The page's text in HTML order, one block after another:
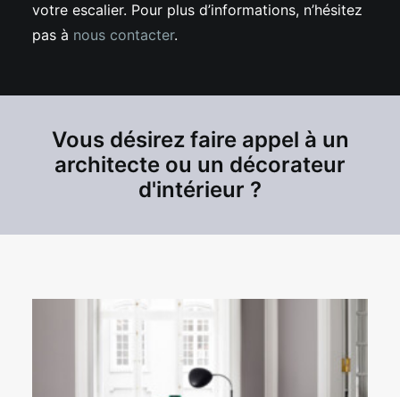
votre escalier. Pour plus d’informations, n’hésitez
pas à nous contacter.
Vous désirez faire appel à un
architecte ou un décorateur
d'intérieur ?